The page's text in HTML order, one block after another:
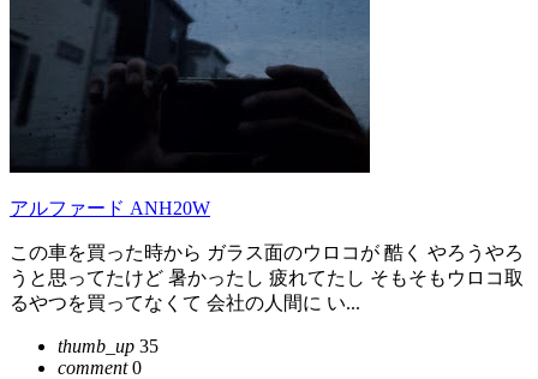
アルファード ANH20W
この車を買った時から ガラス面のウロコが 酷く やろうやろ
うと思ってたけど 暑かったし 疲れてたし そもそもウロコ取
るやつを買ってなくて 会社の人間に い...
thumb_up 35
comment0